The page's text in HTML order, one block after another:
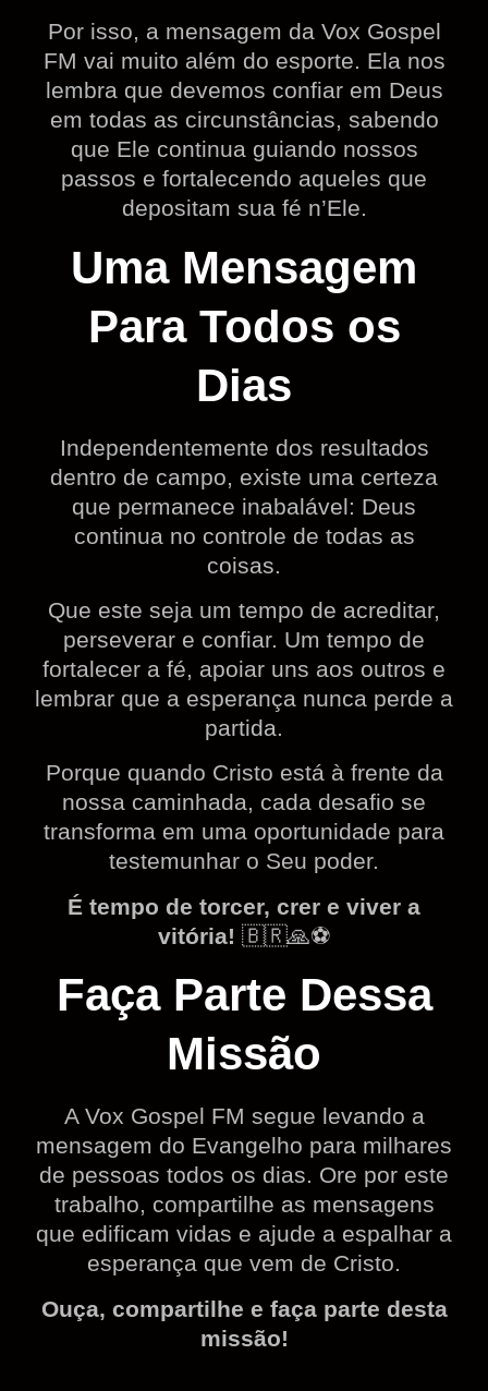
Por isso, a mensagem da Vox Gospel
FM vai muito além do esporte. Ela nos
lembra que devemos confiar em Deus
em todas as circunstâncias, sabendo
que Ele continua guiando nossos
passos e fortalecendo aqueles que
depositam sua fé n’Ele.
Uma Mensagem
Para Todos os
Dias
Independentemente dos resultados
dentro de campo, existe uma certeza
que permanece inabalável: Deus
continua no controle de todas as
coisas.
Que este seja um tempo de acreditar,
perseverar e confiar. Um tempo de
fortalecer a fé, apoiar uns aos outros e
lembrar que a esperança nunca perde a
partida.
Porque quando Cristo está à frente da
nossa caminhada, cada desafio se
transforma em uma oportunidade para
testemunhar o Seu poder.
É tempo de torcer, crer e viver a
vitória! 🇧🇷🙏⚽
Faça Parte Dessa
Missão
A Vox Gospel FM segue levando a
mensagem do Evangelho para milhares
de pessoas todos os dias. Ore por este
trabalho, compartilhe as mensagens
que edificam vidas e ajude a espalhar a
esperança que vem de Cristo.
Ouça, compartilhe e faça parte desta
missão!